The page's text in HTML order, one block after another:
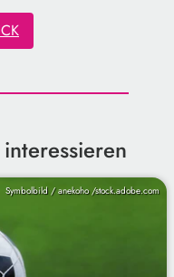
Symbolbild / anekoho /stock.adobe.com